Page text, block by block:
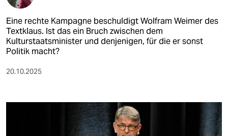
verlag
veranstaltungen
shop
Eine rechte Kampagne beschuldigt Wolfram Weimer des
Textklaus. Ist das ein Bruch zwischen dem
Kulturstaatsminister und denjenigen, für die er sonst
Politik macht?
20.10.2025